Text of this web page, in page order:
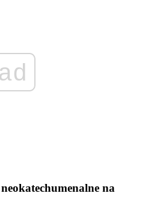
ad
na